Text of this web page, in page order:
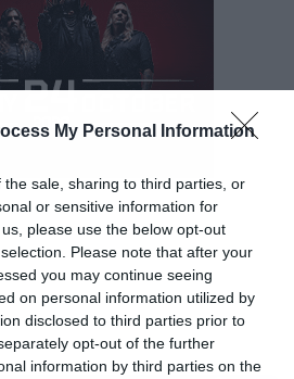
My Personal Information
sale, sharing to third parties, or
or sensitive information for
please use the below opt-out
Please note that after your
you may continue seeing
on personal information utilized by
disclosed to third parties prior to
opt-out of the further
information by third parties on the
σαν μια
μέχρι το οχυρό
να μετατραπούν σε
δεν γράφουν τραγούδια με
του όρου, παρά χτίζουν
δομές, παρασύροντας
ερεβώδη δίνη, μία εμπειρία
βγαίνεις σαστισμένος